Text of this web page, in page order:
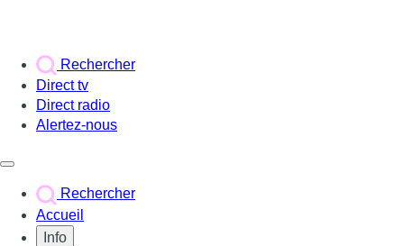
Rechercher
Direct tv
Direct radio
Alertez-nous
Rechercher
Accueil
Info